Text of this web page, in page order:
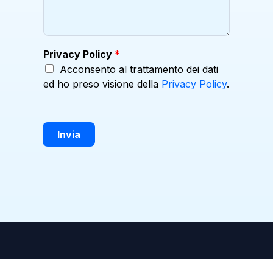
Privacy Policy *
Acconsento al trattamento dei dati
ed ho preso visione della Privacy Policy.
Invia